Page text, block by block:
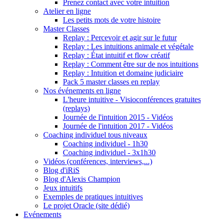
Prenez contact avec votre intuition
Atelier en ligne
Les petits mots de votre histoire
Master Classes
Replay : Percevoir et agir sur le futur
Replay : Les intuitions animale et végétale
Replay : État intuitif et flow créatif
Replay : Comment être sur de nos intuitions
Replay : Intuition et domaine judiciaire
Pack 5 master classes en replay
Nos événements en ligne
L'heure intuitive - Visioconférences gratuites
(replays)
Journée de l'intuition 2015 - Vidéos
Journée de l'intuition 2017 - Vidéos
Coaching individuel tous niveaux
Coaching individuel - 1h30
Coaching individuel - 3x1h30
Vidéos (conférences, interviews,...)
Blog d'iRiS
Blog d'Alexis Champion
Jeux intuitifs
Exemples de pratiques intuitives
Le projet Oracle (site dédié)
Evénements